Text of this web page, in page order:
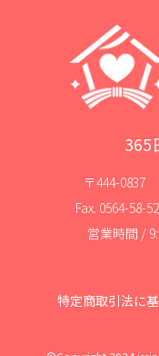
365
〒444-0837
Fax. 0564-58-
営業時間 /
特定商取引法に